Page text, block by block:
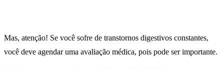
Mas, atenção! Se você sofre de transtornos digestivos constantes,
você deve agendar uma avaliação médica, pois pode ser importante.